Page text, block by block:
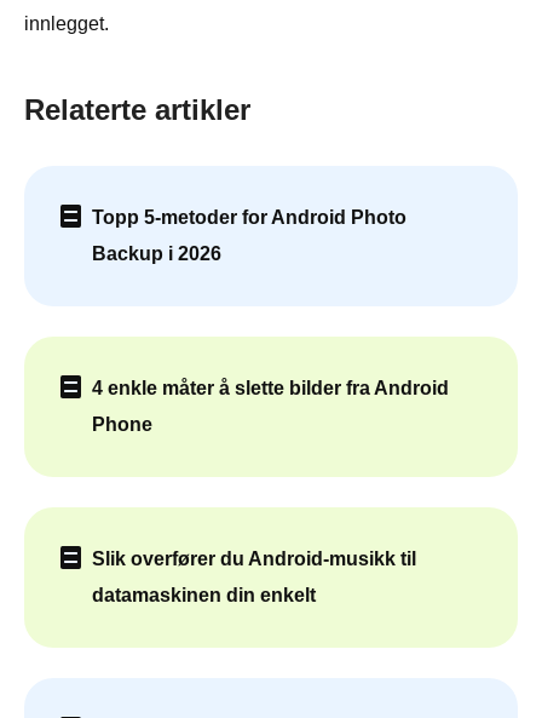
innlegget.
Relaterte artikler
Topp 5-metoder for Android Photo
Backup i 2026
4 enkle måter å slette bilder fra Android
Phone
Slik overfører du Android-musikk til
datamaskinen din enkelt